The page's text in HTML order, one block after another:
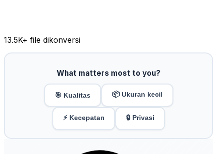
13.5K+ file dikonversi
What matters most to you?
🎯 Kualitas 📦 Ukuran kecil
⚡ Kecepatan 🔒 Privasi